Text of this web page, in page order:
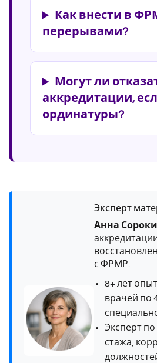
Как внести в
перерывами?
Могут ли
аккредитации,
ординатуры?
Эксперт
Анна
с ФРМР.
8+ лет
врачей по
Эксперт
стажа,